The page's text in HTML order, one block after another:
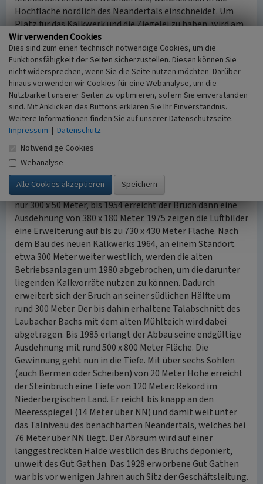
Hochfläche nördlich des Neandertals einschneidet. Um
Platz für das Kalkwerk und die Ziegelei zu haben, wird am
Taleingang, nördlich des Guts Kastein, die Ostflanke des
Tals auf einer Länge von 300 Meter und einer Breite von ca.
80 Meter abgetragen. Die dort entstehenden Anlagen
sowie die Ziegelei können so ohne Überwindung größerer
Höhenunterschiede direkt an die parallel zum Neandertal
verlaufende Bahnlinie Düsseldorf-Wuppertal
angeschlossen werden. Die Anlagen werden sukzessive
erweitert, das Gut Kastein dabei abgerissen.
Der langgestreckte, gegen den Osthang des Tals
angelegte Kalksteinbruch wächst zunächst nur langsam.
Erst ab den 1950er Jahren zeigen die Karten eine zügige
Vergrößerung der Abbauflächen. 1937 beträgt die Größe
nur 300 x 50 Meter, bis 1954 erreicht der Bruch dann eine
Ausdehnung von 380 x 180 Meter. 1975 zeigen die Luftbilder
eine Erweiterung auf bis zu 730 x 430 Meter Fläche. Nach
dem Bau des neuen Kalkwerks 1964, an einem Standort
etwa 300 Meter weiter westlich, werden die alten
Betriebsanlagen um 1980 abgebrochen, um die darunter
liegenden Kalkvorräte nutzen zu können. Dadurch
erweitert sich der Bruch an seiner südlichen Hälfte um
rund 300 Meter. Der bis dahin erhaltene Talabschnitt des
Laubacher Bachs mit dem alten Mühlteich wird dabei
abgetragen. Bis 1985 erlangt der Abbau seine endgültige
Ausdehnung mit rund 500 x 800 Meter Fläche. Die
Gewinnung geht nun in die Tiefe. Mit über sechs Sohlen
(auch Bermen oder Scheiben) von 20 Meter Höhe erreicht
der Steinbruch eine Tiefe von 120 Meter: Rekord im
Niederbergischen Land. Er reicht bis knapp an den
Meeresspiegel (14 Meter über NN) und damit weit unter
das Talniveau des benachbarten Neandertals, welches bei
76 Meter über NN liegt. Der Abraum wird auf einer
langgestreckten Halde westlich des Bruchs deponiert,
unweit des Gut Gathen. Das 1928 erworbene Gut Gathen
war bis vor wenigen Jahren auch Sitz der Geschäftsleitung.
Wir verwenden Cookies
Dies sind zum einen technisch notwendige Cookies, um die
Funktionsfähigkeit der Seiten sicherzustellen. Diesen können Sie
nicht widersprechen, wenn Sie die Seite nutzen möchten. Darüber
hinaus verwenden wir Cookies für eine Webanalyse, um die
Nutzbarkeit unserer Seiten zu optimieren, sofern Sie einverstanden
sind. Mit Anklicken des Buttons erklären Sie Ihr Einverständnis.
Weitere Informationen finden Sie auf unserer Datenschutzseite.
Impressum | Datenschutz
Notwendige Cookies
Webanalyse